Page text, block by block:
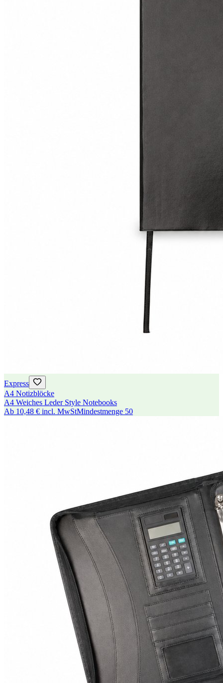
Express
A4 Notizblöcke
A4 Weiches Leder Style Notebooks
Ab 10,48 € incl. MwStMindestmenge 50